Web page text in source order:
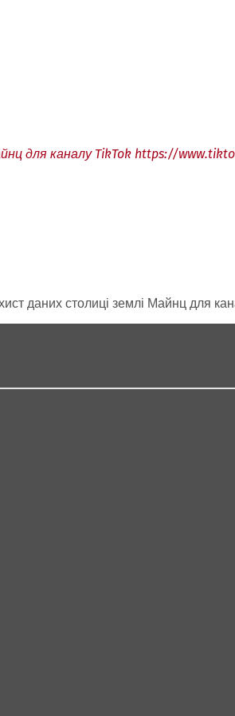
для каналу TikTok https://
даних столиці землі Майнц